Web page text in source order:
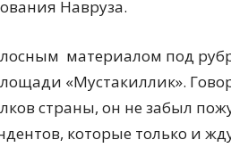
Навруза.
материалом под
«Мустакиллик».
страны, он не забыл
которые только и